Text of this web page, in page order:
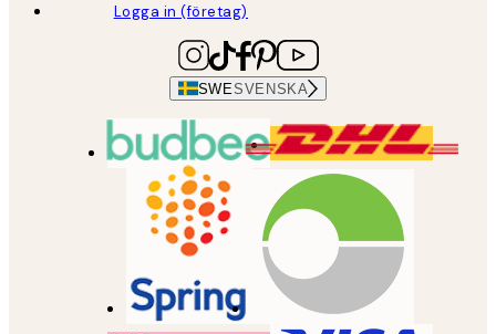
Logga in (företag)
SWESVENSKA